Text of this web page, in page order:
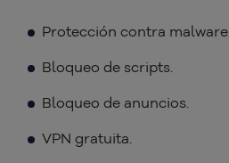
Protección contra malware.
Bloqueo de scripts.
Bloqueo de anuncios.
VPN gratuita.